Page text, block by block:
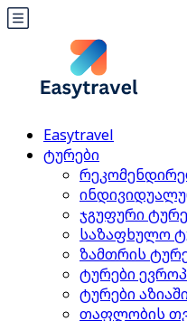
Easytravel
ტურები
ჯგუფური
საზაფხულო
ზამთრის
ტურები
ტურები
თაფლობის